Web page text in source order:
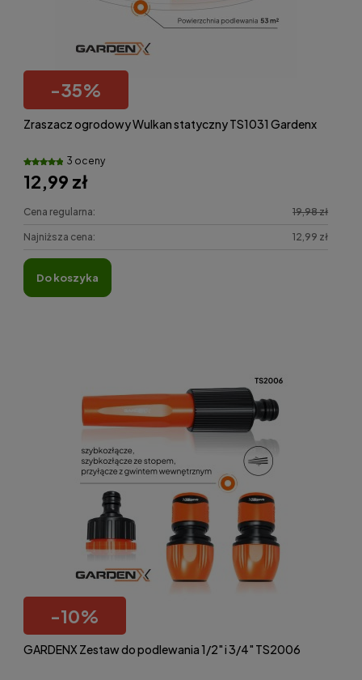
-35%
Zraszacz ogrodowy Wulkan statyczny TS1031 Gardenx
3 oceny
12,99 zł
Cena regularna: 19,98 zł
Najniższa cena: 12,99 zł
do koszyka
-10%
GARDENX Zestaw do podlewania 1/2" i 3/4" TS2006